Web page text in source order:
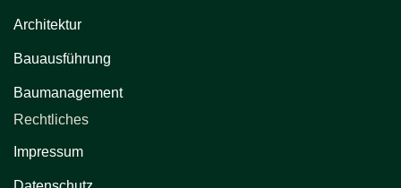
Architektur
Bauausführung
Baumanagement
Rechtliches
Impressum